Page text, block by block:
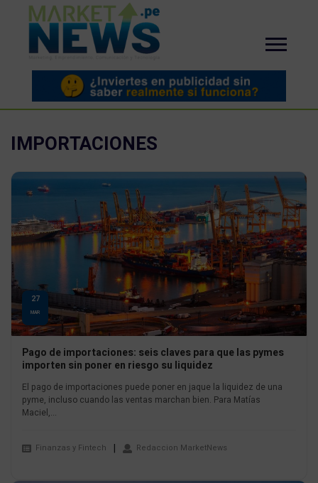
IMPORTACIONES
27
MAR
Pago de importaciones: seis claves para que las pymes
importen sin poner en riesgo su liquidez
El pago de importaciones puede poner en jaque la liquidez de una
pyme, incluso cuando las ventas marchan bien. Para Matías
Maciel,...
Finanzas y Fintech Redaccion MarketNews